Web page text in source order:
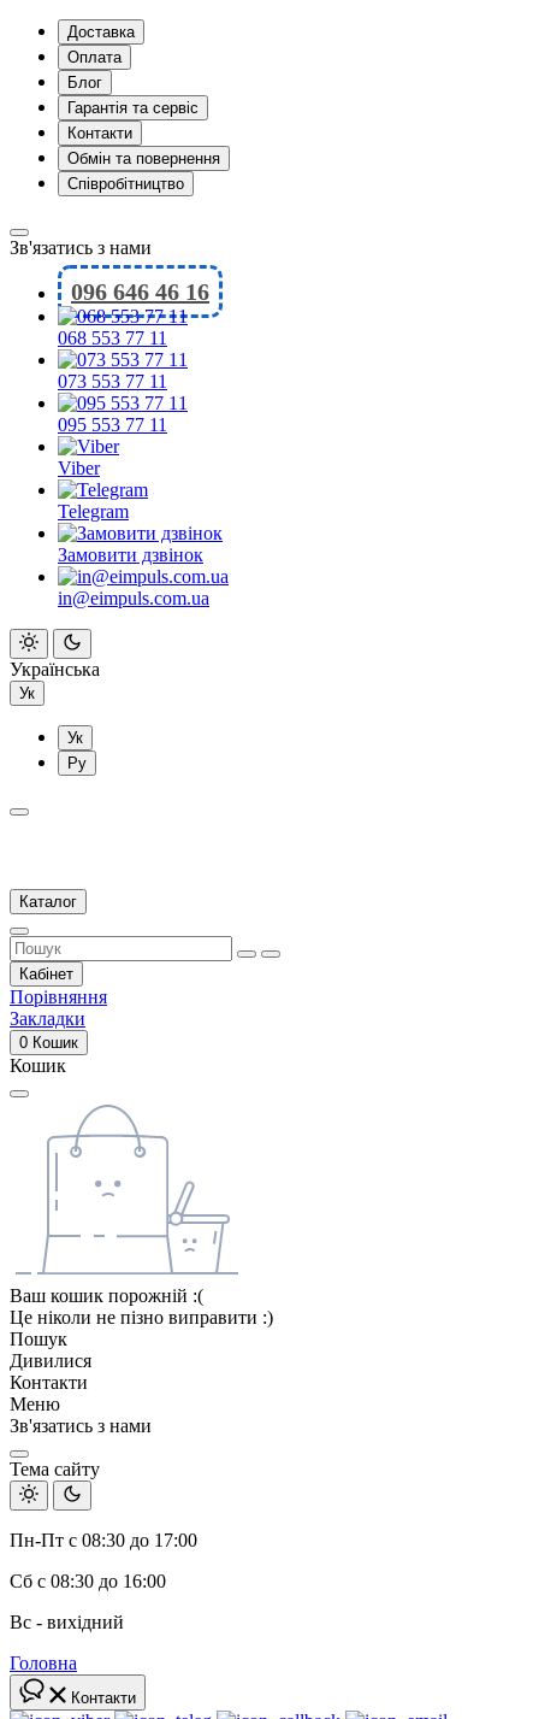
Доставка
Оплата
Блог
Гарантія та сервіс
Контакти
Обмін та повернення
Співробітництво
Зв'язатись з нами
096 646 46 16
068 553 77 11
073 553 77 11
095 553 77 11
Viber
Telegram
Замовити дзвінок
in@eimpuls.com.ua
Українська
Ук
Ук
Ру
Каталог
Кабінет
Порівняння
Закладки
0 Кошик
Кошик
Ваш кошик порожній :(
Це ніколи не пізно виправити :)
Пошук
Дивилися
Контакти
Меню
Зв'язатись з нами
Тема сайту
Пн-Пт с 08:30 до 17:00
Сб с 08:30 до 16:00
Вс - вихідний
Головна
Контакти